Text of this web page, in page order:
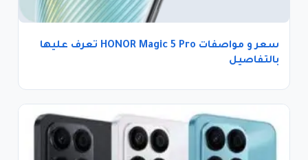
سعر و مواصفات HONOR Magic 5 Pro تعرف عليها
بالتفاصيل